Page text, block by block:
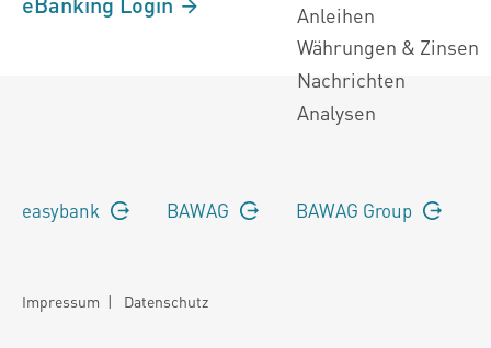
Anleihen
Währungen & Zinsen
Nachrichten
Analysen
easybank BAWAG BAWAG Group
Impressum | Datenschutz